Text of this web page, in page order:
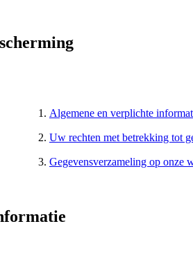
Algemene en verplichte
Uw rechten met betrekking tot
Gegevensverzameling op onze